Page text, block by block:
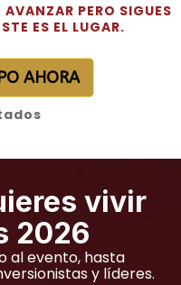
PERO SIGUES
ES EL LUGAR.
AHORA
vivir
2026
al evento, hasta
y líderes.